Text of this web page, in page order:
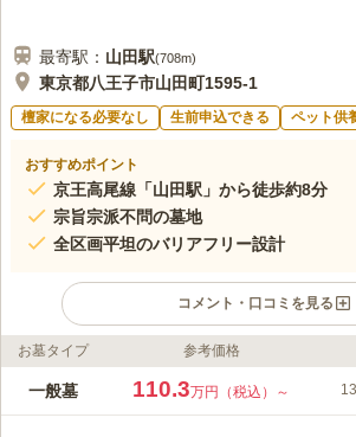
最寄駅： 山田駅(708m)
東京都八王子市山田町1595-1
檀家になる必要なし 生前申込できる ペット供
おすすめポイント
京王高尾線「山田駅」から徒歩約8分
宗旨宗派不問の墓地
全区画平坦のバリアフリー設計
コメント・口コミを見る
ライフドット編集部のコメント
中央自動車道「八王子IC」から車で約10
お墓タイプ 参考価格
一般墓 110.3万円（税込）～